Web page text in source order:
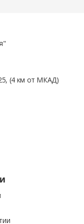
юридическому,
в банке под
(4 км от МКАД)